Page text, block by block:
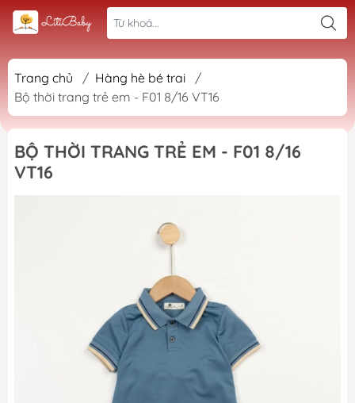
Trang chủ / Hàng hè bé trai
/
Bộ thời trang trẻ em - F01 8/16 VT16
BỘ THỜI TRANG TRẺ EM - F01 8/16
VT16